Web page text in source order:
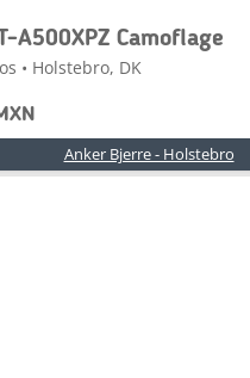
A500XPZ Camoflage
• Holstebro, DK
Anker Bjerre - Holstebro